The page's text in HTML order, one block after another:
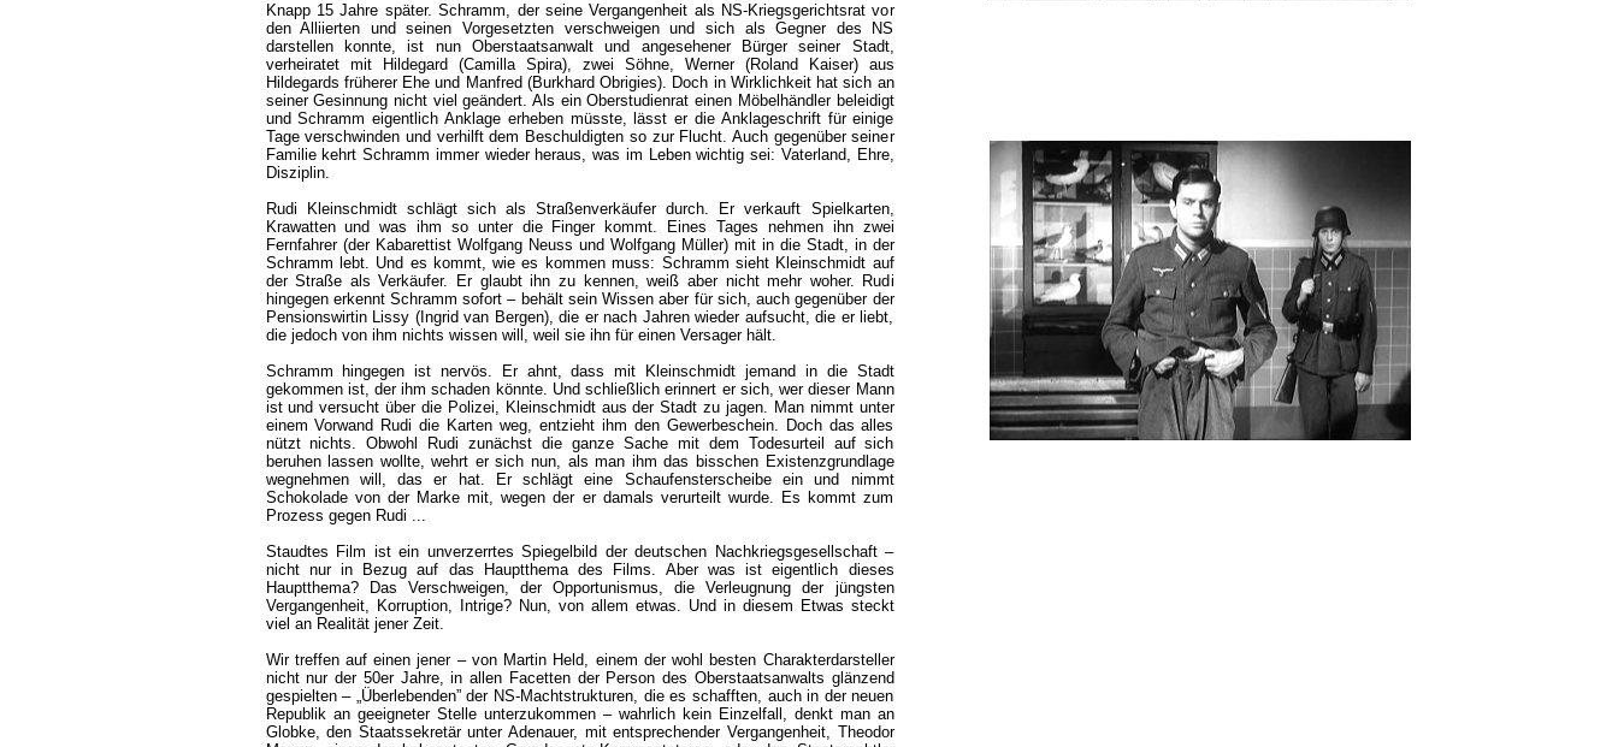
Knapp 15 Jahre später. Schramm, der seine Vergangenheit als NS-Kriegsgerichtsrat vor
den Alliierten und seinen Vorgesetzten verschweigen und sich als Gegner des NS
darstellen konnte, ist nun Oberstaatsanwalt und angesehener Bürger seiner Stadt,
verheiratet mit Hildegard (Camilla Spira), zwei Söhne, Werner (Roland Kaiser) aus
Hildegards früherer Ehe und Manfred (Burkhard Obrigies). Doch in Wirklichkeit hat sich an
seiner Gesinnung nicht viel geändert. Als ein Oberstudienrat einen Möbelhändler beleidigt
und Schramm eigentlich Anklage erheben müsste, lässt er die Anklageschrift für einige
Tage verschwinden und verhilft dem Beschuldigten so zur Flucht. Auch gegenüber seiner
Familie kehrt Schramm immer wieder heraus, was im Leben wichtig sei: Vaterland, Ehre,
Disziplin.
Rudi Kleinschmidt schlägt sich als Straßenverkäufer durch. Er verkauft Spielkarten,
Krawatten und was ihm so unter die Finger kommt. Eines Tages nehmen ihn zwei
Fernfahrer (der Kabarettist Wolfgang Neuss und Wolfgang Müller) mit in die Stadt, in der
Schramm lebt. Und es kommt, wie es kommen muss: Schramm sieht Kleinschmidt auf
der Straße als Verkäufer. Er glaubt ihn zu kennen, weiß aber nicht mehr woher. Rudi
hingegen erkennt Schramm sofort – behält sein Wissen aber für sich, auch gegenüber der
Pensionswirtin Lissy (Ingrid van Bergen), die er nach Jahren wieder aufsucht, die er liebt,
die jedoch von ihm nichts wissen will, weil sie ihn für einen Versager hält.
Schramm hingegen ist nervös. Er ahnt, dass mit Kleinschmidt jemand in die Stadt
gekommen ist, der ihm schaden könnte. Und schließlich erinnert er sich, wer dieser Mann
ist und versucht über die Polizei, Kleinschmidt aus der Stadt zu jagen. Man nimmt unter
einem Vorwand Rudi die Karten weg, entzieht ihm den Gewerbeschein. Doch das alles
nützt nichts. Obwohl Rudi zunächst die ganze Sache mit dem Todesurteil auf sich
beruhen lassen wollte, wehrt er sich nun, als man ihm das bisschen Existenzgrundlage
wegnehmen will, das er hat. Er schlägt eine Schaufensterscheibe ein und nimmt
Schokolade von der Marke mit, wegen der er damals verurteilt wurde. Es kommt zum
Prozess gegen Rudi ...
Staudtes Film ist ein unverzerrtes Spiegelbild der deutschen Nachkriegsgesellschaft –
nicht nur in Bezug auf das Hauptthema des Films. Aber was ist eigentlich dieses
Hauptthema? Das Verschweigen, der Opportunismus, die Verleugnung der jüngsten
Vergangenheit, Korruption, Intrige? Nun, von allem etwas. Und in diesem Etwas steckt
viel an Realität jener Zeit.
Wir treffen auf einen jener – von Martin Held, einem der wohl besten Charakterdarsteller
nicht nur der 50er Jahre, in allen Facetten der Person des Oberstaatsanwalts glänzend
gespielten – „Überlebenden” der NS-Machtstrukturen, die es schafften, auch in der neuen
Republik an geeigneter Stelle unterzukommen – wahrlich kein Einzelfall, denkt man an
Globke, den Staatssekretär unter Adenauer, mit entsprechender Vergangenheit, Theodor